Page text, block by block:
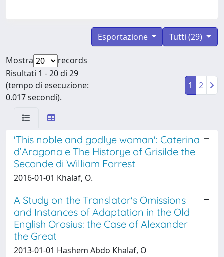
Tutti (29)
Esportazione
Mostra
records
Risultati 1 - 20 di 29
(tempo di esecuzione:
0.017 secondi).
1 2
'This noble and godlye woman': Caterina
d’Aragona e The Historye of Grisilde the
Seconde di William Forrest
2016-01-01 Khalaf, O.
A Study on the Translator's Omissions
and Instances of Adaptation in the Old
English Orosius: the Case of Alexander
the Great
2013-01-01 Hashem Abdo Khalaf, O